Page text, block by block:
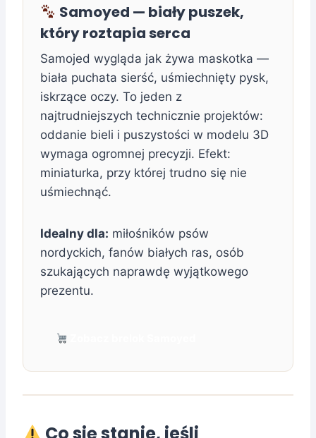
Samoyed — biały puszek,
który roztapia serca
Samojed wygląda jak żywa maskotka —
biała puchata sierść, uśmiechnięty pysk,
iskrzące oczy. To jeden z
najtrudniejszych technicznie projektów:
oddanie bieli i puszystości w modelu 3D
wymaga ogromnej precyzji. Efekt:
miniaturka, przy której trudno się nie
uśmiechnąć.
Idealny dla: miłośników psów
nordyckich, fanów białych ras, osób
szukających naprawdę wyjątkowego
prezentu.